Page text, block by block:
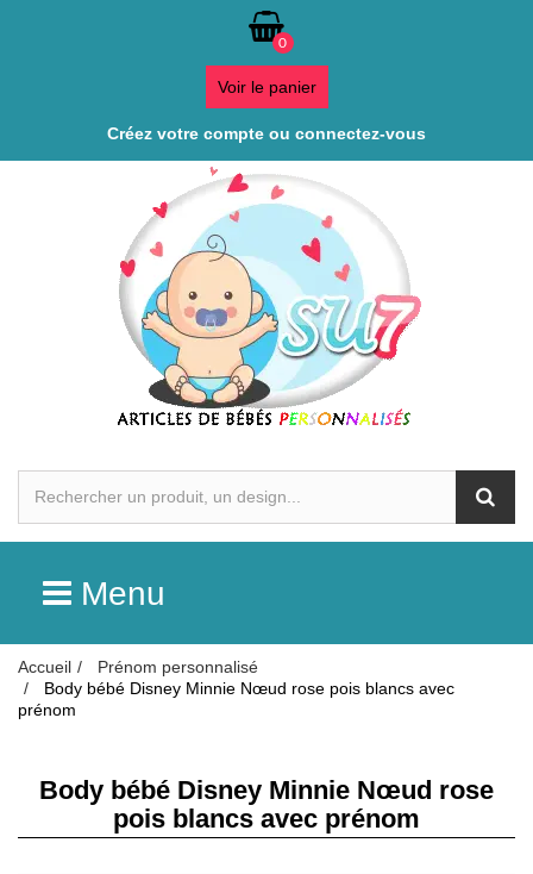
0
Voir le panier
Créez votre compte ou connectez-vous
Menu
Accueil
Prénom personnalisé
Body bébé Disney Minnie Nœud rose pois blancs avec
prénom
Body bébé Disney Minnie Nœud rose
pois blancs avec prénom